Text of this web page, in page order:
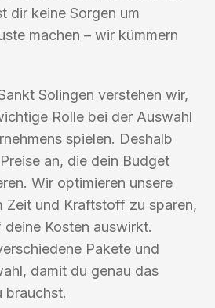
dir keine Sorgen um
machen – wir kümmern
Solingen verstehen wir,
Rolle bei der Auswahl
spielen. Deshalb
an, die dein Budget
Wir optimieren unsere
Zeit und Kraftstoff zu sparen,
Kosten auswirkt.
Pakete und
damit du genau das
brauchst.